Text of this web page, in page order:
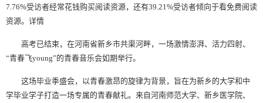
7.76%受访者经常花钱购买阅读资源，还有39.21%受访者倾向于看免费阅读
资源。详情
高考已结束，在河南省新乡市共渠河畔，一场激情澎湃、活力四射、
“青春飞young”的青春音乐会如期举行。
这场毕业季盛会，以青春激昂的旋律为背景，旨在为新乡的大学和中
学毕业学子打造一场专属的青春献礼。来自河南师范大学、新乡医学院、